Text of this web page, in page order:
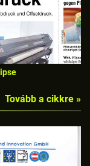
Tovább a cikkre »